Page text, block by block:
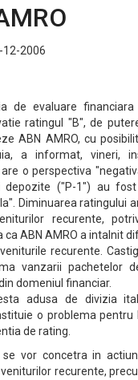
12-2006
de evaluare
ratingul "B", de
ABN AMRO, cu
a informat, vineri,
o perspectiva
depozite ("P-1") au
Diminuarea ratingului
recurente,
ca ABN AMRO a intalnit
recurente.
vanzarii pachetelor
domeniul financiar.
adusa de divizia
o problema pentru
de rating.
se vor concetra in
recurente,